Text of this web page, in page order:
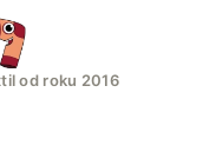
od roku 2016